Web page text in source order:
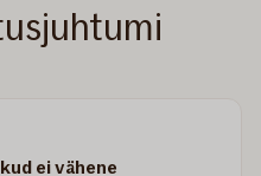
ei vähene